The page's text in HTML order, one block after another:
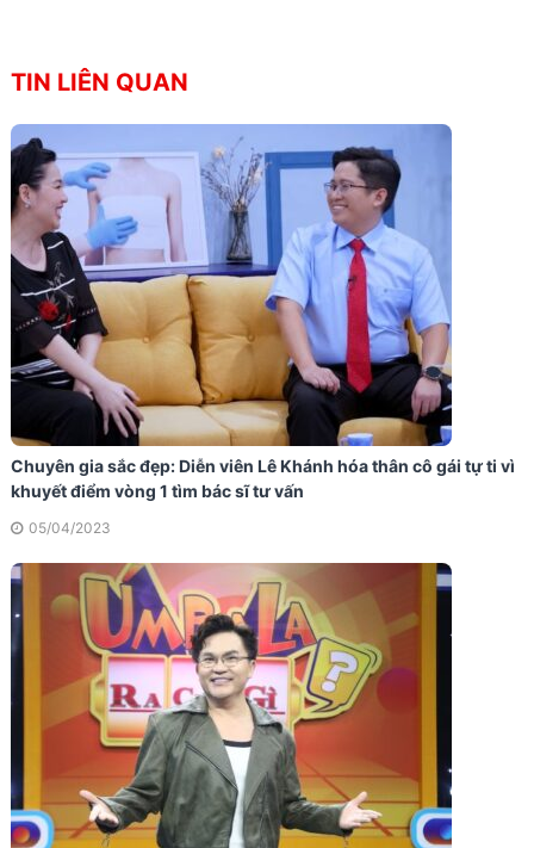
TIN LIÊN QUAN
Chuyên gia sắc đẹp: Diễn viên Lê Khánh hóa thân cô gái tự ti vì
khuyết điểm vòng 1 tìm bác sĩ tư vấn
05/04/2023